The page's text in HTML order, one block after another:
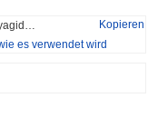
Kopieren
es verwendet wird